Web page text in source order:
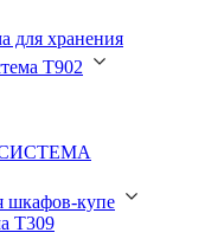
для хранения
Т902
шкафов-купе
Т309